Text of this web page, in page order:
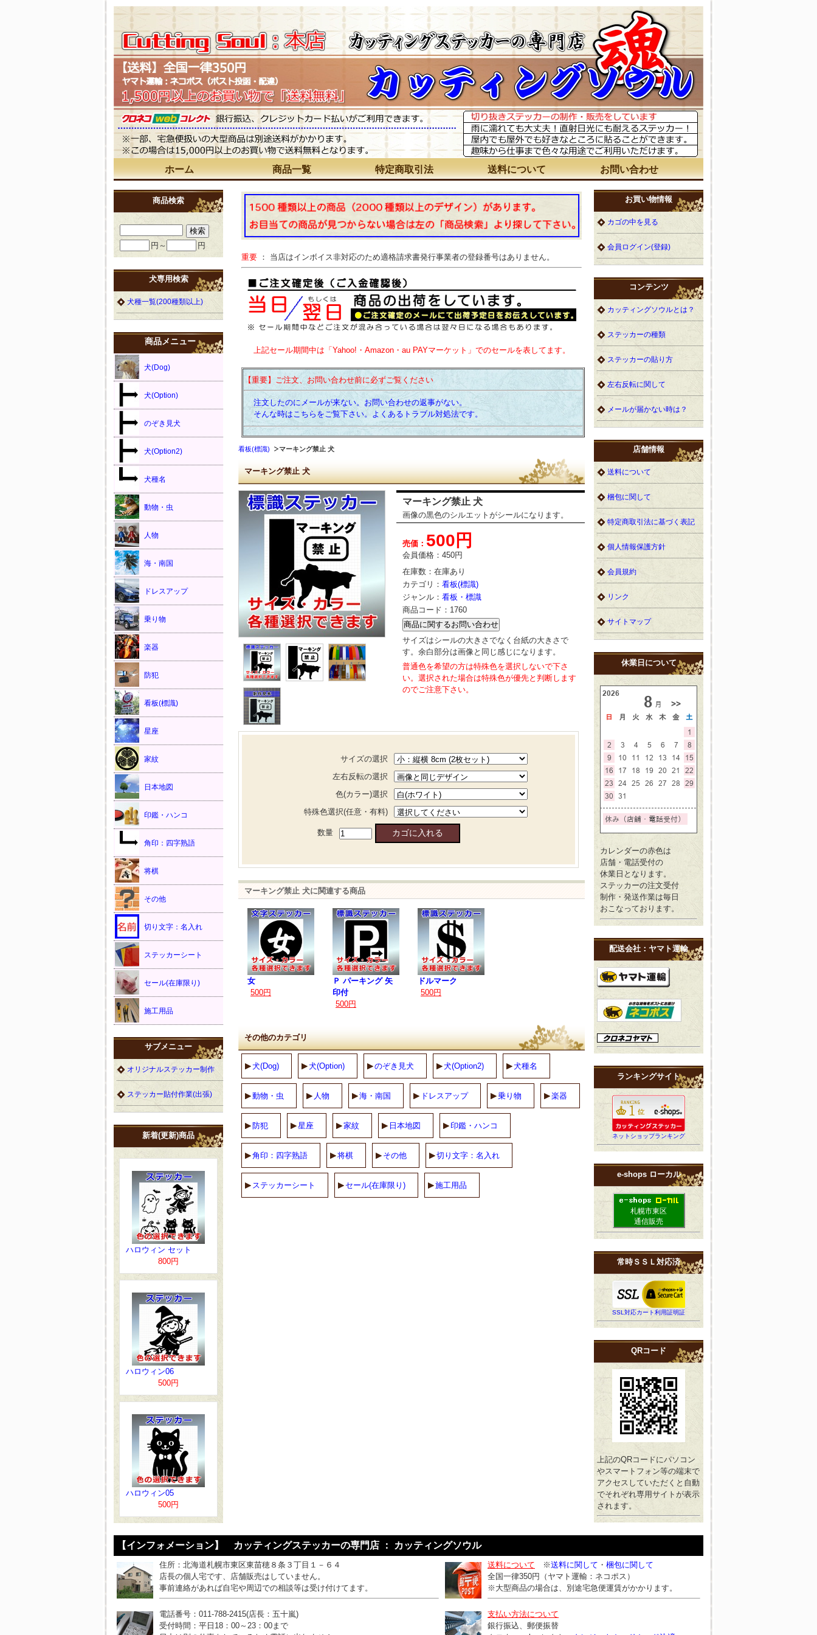
ホーム 商品一覧 特定商取引法 送料について お問い合わせ
重要 ： 当店はインボイス非対応のため適格請求書発行事業者の登録番号はありません。
上記セール期間中は「Yahoo!・Amazon・au PAYマーケット」でのセールを表してます。
【重要】ご注文、お問い合わせ前に必ずご覧ください
注文したのにメールが来ない。お問い合わせの返事がない。
そんな時はこちらをご覧下さい。よくあるトラブル対処法です。
看板(標識) マーキング禁止 犬
マーキング禁止 犬
マーキング禁止 犬
画像の黒色のシルエットがシールになります。
売価： 500円
会員価格： 450円
在庫数： 在庫あり
カテゴリ： 看板(標識)
ジャンル： 看板・標識
商品コード： 1760
サイズはシールの大きさでなく台紙の大きさで
す。余白部分は画像と同じ感じになります。
普通色を希望の方は特殊色を選択しないで下さ
い。選択された場合は特殊色が優先と判断します
のでご注意下さい。
サイズの選択
左右反転の選択
色(カラー)選択
特殊色選択(任意・有料)
数量
マーキング禁止 犬に関連する商品
女
500円
Ｐ パーキング 矢
印付
500円
ドルマーク
500円
その他のカテゴリ
犬(Dog) 犬(Option) のぞき見犬 犬(Option2) 犬種名
動物・虫 人物 海・南国 ドレスアップ 乗り物 楽器
防犯 星座 家紋 日本地図 印鑑・ハンコ
角印：四字熟語 将棋 その他 切り文字：名入れ
ステッカーシート セール(在庫限り) 施工用品
商品検索
円～ 円
犬専用検索
犬種一覧(200種類以上)
商品メニュー
犬(Dog)
犬(Option)
のぞき見犬
犬(Option2)
犬種名
動物・虫
人物
海・南国
ドレスアップ
乗り物
楽器
防犯
看板(標識)
星座
家紋
日本地図
印鑑・ハンコ
角印：四字熟語
将棋
その他
切り文字：名入れ
ステッカーシート
セール(在庫限り)
施工用品
サブメニュー
オリジナルステッカー制作
ステッカー貼付作業(出張)
新着(更新)商品
ハロウィン セット
800円
ハロウィン06
500円
ハロウィン05
500円
お買い物情報
カゴの中を見る
会員ログイン(登録)
コンテンツ
カッティングソウルとは？
ステッカーの種類
ステッカーの貼り方
左右反転に関して
メールが届かない時は？
店舗情報
送料について
梱包に関して
特定商取引法に基づく表記
個人情報保護方針
会員規約
リンク
サイトマップ
休業日について
カレンダーの赤色は
店舗・電話受付の
休業日となります。
ステッカーの注文受付
制作・発送作業は毎日
おこなっております。
配送会社：ヤマト運輸
ランキングサイト
ネットショップランキング
e-shops ローカル
札幌市東区
通信販売
常時ＳＳＬ対応済
SSL対応カート利用証明証
QRコード
上記のQRコードにパソコン
やスマートフォン等の端末で
アクセスしていただくと自動
でそれぞれ専用サイトが表示
されます。
【インフォメーション】 カッティングステッカーの専門店 ： カッティングソウル
住所：北海道札幌市東区東苗穂８条３丁目１－６４
店長の個人宅です、店舗販売はしていません。
事前連絡があれば自宅や周辺での相談等は受け付けてます。
送料について ※送料に関して ・ 梱包に関して
全国一律350円（ヤマト運輸：ネコポス）
※大型商品の場合は、別途宅急便運賃がかかります。
電話番号：011-788-2415(店長：五十嵐)
受付時間：平日18：00～23：00まで
支払い方法について
銀行振込、郵便振替